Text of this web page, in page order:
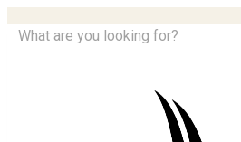
What are you looking for?